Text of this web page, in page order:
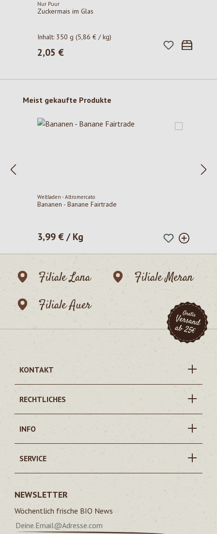
Nur Puur
Zuckermais im Glas
Inhalt: 350 g(5,86 € / kg)
Regulärer Preis:
2,05 €
Produktgalerie überspringen
Meist gekaufte Produkte
Weltladen - Altromercato
Bananen - Banane Fairtrade
Regulärer Preis:
3,99 € / Kg
Filiale Lana
Filiale Meran
Filiale Auer
KONTAKT
RECHTLICHES
INFO
SERVICE
NEWSLETTER
Wöchentlich frische BIO News